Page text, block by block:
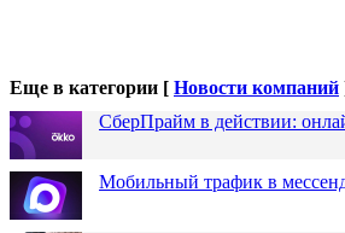
Еще в категории [ Новости компаний
СберПрайм в действии:
Мобильный трафик в